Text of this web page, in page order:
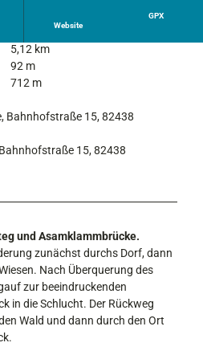
Website
GPX
5,12 km
92 m
712 m
Bahnhofstraße 15, 82438
15, 82438
und Asamklammbrücke.
zunächst durchs Dorf, dann
Nach Überquerung des
zur beeindruckenden
in die Schlucht. Der Rückweg
Wald und dann durch den Ort